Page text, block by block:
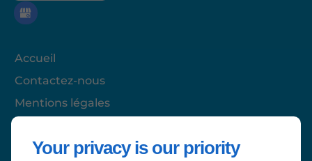
Your privacy is our priority
Accueil
Contactez-nous
Mentions légales